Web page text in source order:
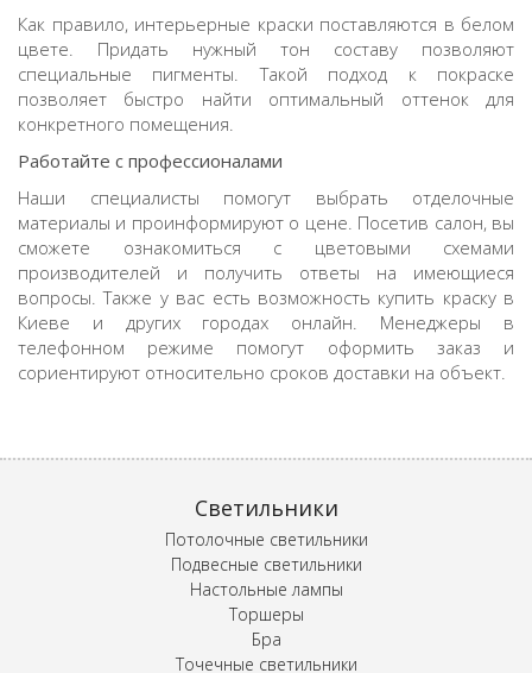
Как правило, интерьерные краски поставляются в белом
цвете. Придать нужный тон составу позволяют
специальные пигменты. Такой подход к покраске
позволяет быстро найти оптимальный оттенок для
конкретного помещения.
Работайте с профессионалами
Наши специалисты помогут выбрать отделочные
материалы и проинформируют о цене. Посетив салон, вы
сможете ознакомиться с цветовыми схемами
производителей и получить ответы на имеющиеся
вопросы. Также у вас есть возможность купить краску в
Киеве и других городах онлайн. Менеджеры в
телефонном режиме помогут оформить заказ и
сориентируют относительно сроков доставки на объект.
Светильники
Потолочные светильники
Подвесные светильники
Настольные лампы
Торшеры
Бра
Точечные светильники